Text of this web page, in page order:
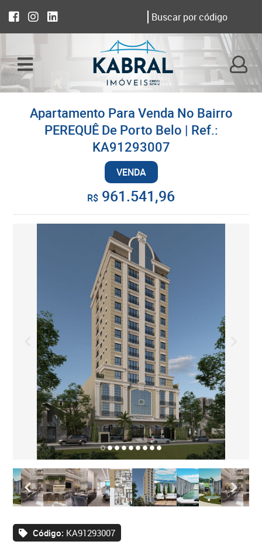
Apartamento Para Venda No Bairro
PEREQUÊ De Porto Belo | Ref.:
KA91293007
VENDA
R$ 961.541,96
Código: KA91293007